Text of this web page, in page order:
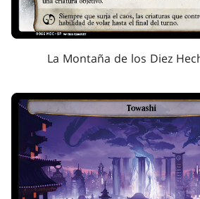
La Montaña de los Diez